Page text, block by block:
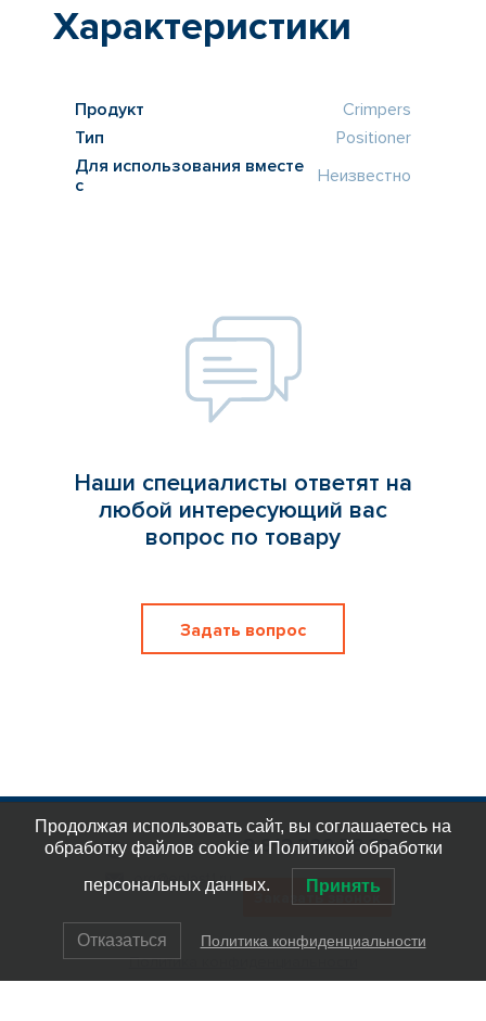
Характеристики
Продукт
Crimpers
Тип
Positioner
Для использования вместе
с
Неизвестно
Наши специалисты ответят на
любой интересующий вас
вопрос по товару
Задать вопрос
Политика конфиденциальности
eplast_30
org@eplast1.ru
8 812 309 58 32
Заказать звонок
Продолжая использовать сайт, вы соглашаетесь на
обработку файлов cookie и Политикой обработки
персональных данных. Принять
Отказаться Политика конфиденциальности